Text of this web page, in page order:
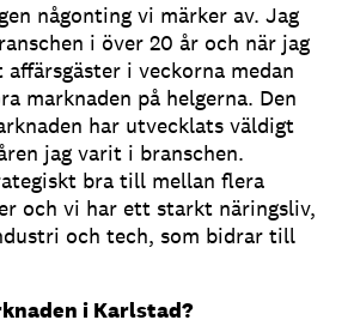
någonting vi märker av. Jag
i över 20 år och när jag
affärsgäster i veckorna medan
marknaden på helgerna. Den
har utvecklats väldigt
jag varit i branschen.
bra till mellan flera
och vi har ett starkt näringsliv,
och tech, som bidrar till
i Karlstad?